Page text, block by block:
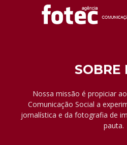
SOBRE
Nossa missão é propiciar
Comunicação Social a
jornalística e da fotografia de
pauta.